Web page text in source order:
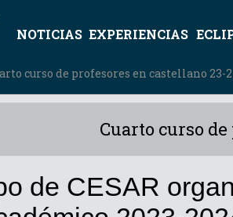
NOTICIAS EXPERIENCIAS
curso de profesores en castellano 23-
Cuarto curso
de CESAR